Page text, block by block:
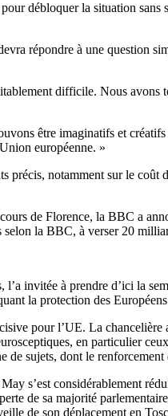
débloquer la situation
répondre à une question
difficile. Nous
être imaginatifs et
européenne. »
précis, notamment sur le
de Florence, la BBC a
la BBC, à verser 20
invitée à prendre d’ici la
la protection des
pour l’UE. La
en particulier
sujets, dont le
s’est considérablement
de sa majorité
de son déplacement en